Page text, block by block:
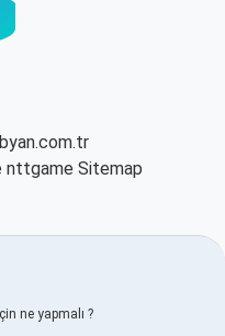
nttgame Sitemap
ne yapmalı ?